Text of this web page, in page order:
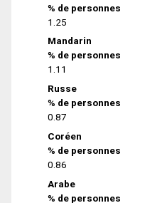
% de personnes
1.25
Mandarin
% de personnes
1.11
Russe
% de personnes
0.87
Coréen
% de personnes
0.86
Arabe
% de personnes